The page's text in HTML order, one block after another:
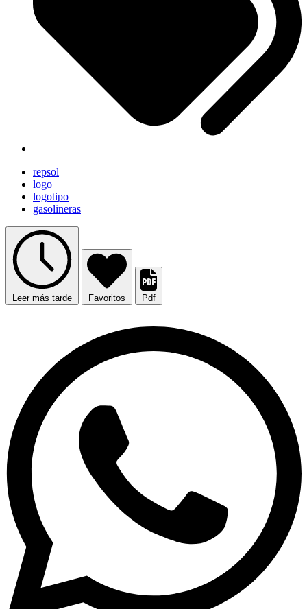
repsol
logo
logotipo
gasolineras
Leer más tarde Favoritos Pdf